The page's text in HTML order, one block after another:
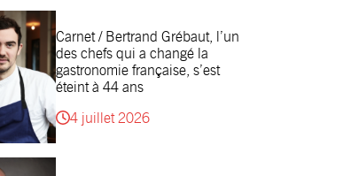
Carnet / Bertrand Grébaut, l’un
des chefs qui a changé la
gastronomie française, s’est
éteint à 44 ans
4 juillet 2026